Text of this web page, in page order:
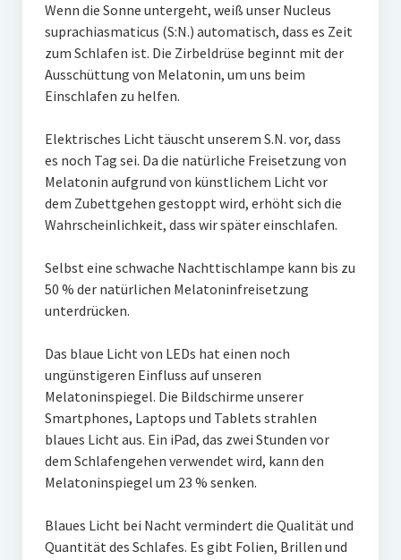
Wenn die Sonne untergeht, weiß unser Nucleus
suprachiasmaticus (S:N.) automatisch, dass es Zeit
zum Schlafen ist. Die Zirbeldrüse beginnt mit der
Ausschüttung von Melatonin, um uns beim
Einschlafen zu helfen.
Elektrisches Licht täuscht unserem S.N. vor, dass
es noch Tag sei. Da die natürliche Freisetzung von
Melatonin aufgrund von künstlichem Licht vor
dem Zubettgehen gestoppt wird, erhöht sich die
Wahrscheinlichkeit, dass wir später einschlafen.
Selbst eine schwache Nachttischlampe kann bis zu
50 % der natürlichen Melatoninfreisetzung
unterdrücken.
Das blaue Licht von LEDs hat einen noch
ungünstigeren Einfluss auf unseren
Melatoninspiegel. Die Bildschirme unserer
Smartphones, Laptops und Tablets strahlen
blaues Licht aus. Ein iPad, das zwei Stunden vor
dem Schlafengehen verwendet wird, kann den
Melatoninspiegel um 23 % senken.
Blaues Licht bei Nacht vermindert die Qualität und
Quantität des Schlafes. Es gibt Folien, Brillen und